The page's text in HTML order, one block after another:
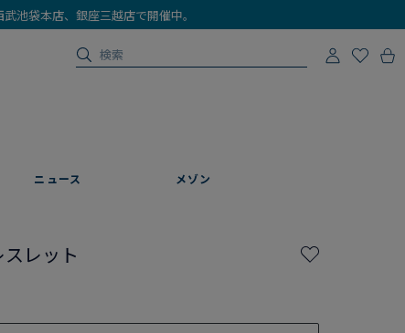
池袋本店、銀座三越店で開催中。
ニュース メゾン
レット